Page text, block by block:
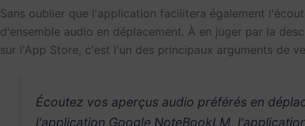
Sans oublier que l'application facilitera également
d'ensemble audio en déplacement. À en juger par la
sur l'App Store, c'est l'un des principaux arguments de
Écoutez vos aperçus audio préférés en
l'application Google NoteBookLM,